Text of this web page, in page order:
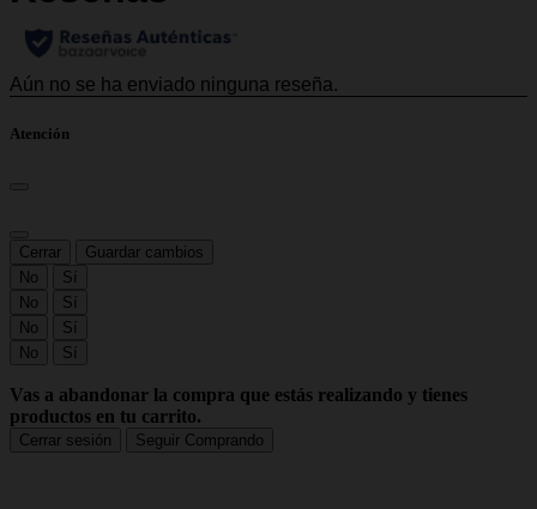
Atención
Cerrar
Guardar cambios
No
Sí
No
Sí
No
Sí
No
Sí
Vas a abandonar la compra que estás realizando y tienes
productos en tu carrito.
Cerrar sesión Seguir Comprando